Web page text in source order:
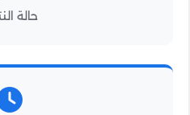
حالة